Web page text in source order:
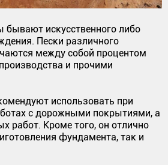
бывают искусственного либо
Пески различного
между собой процентом
и прочими
использовать при
с дорожными покрытиями, а
работ. Кроме того, он отлично
фундамента, так и